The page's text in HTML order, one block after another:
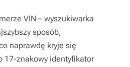
VIN – wyszukiwarka
sposób,
naprawdę kryje się
17-znakowy identyfikator